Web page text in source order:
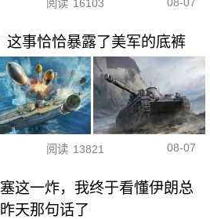
阅读 16103
这事恰恰暴露了美军的底裤
阅读 13821 08-07
这一炸，我终于看懂伊朗总
天那句话了